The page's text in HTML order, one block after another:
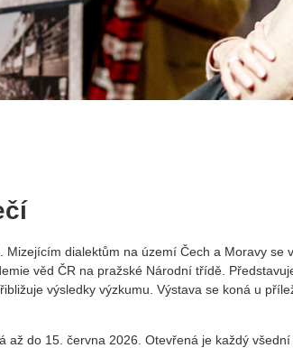
dialektům na území Čech a Moravy se
věd ČR na pražské Národní třídě.
výsledky výzkumu. Výstava se koná u
až do 15. června 2026. Otevřená je každý všední